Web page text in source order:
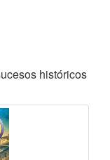
históricos